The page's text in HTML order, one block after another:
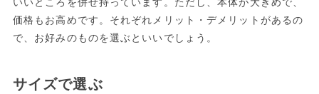
いいところを併せ持っています。ただし、本体が大きめで、
価格もお高めです。それぞれメリット・デメリットがあるの
で、お好みのものを選ぶといいでしょう。
サイズで選ぶ